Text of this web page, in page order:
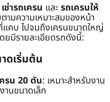
เช่ารถเครน และรถเครนให้
ามความเหมาะสมของหน้า
คบ ไปจนถึงเครนขนาดใหญ่
ยมีรายละเอียดรถดังนี้:
ดเริ่มต้น
รน 20 ตัน: เหมาะสำหรับงาน
านขนาดเล็ก